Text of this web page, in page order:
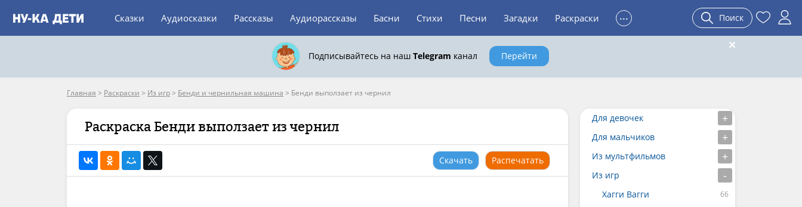
Сказки Аудиосказки Рассказы Аудиорассказы Басни Стихи Песни Загадки Раскраски ... Поиск
Подписывайтесь на наш Telegram канал Перейти
Главная > Раскраски > Из игр> Бенди и чернильная машина > Бенди выползает из чернил
Раскраска Бенди выползает из чернил
Скачать Распечатать
Для девочек
Для мальчиков
Из мультфильмов
Из игр
Хагги Вагги